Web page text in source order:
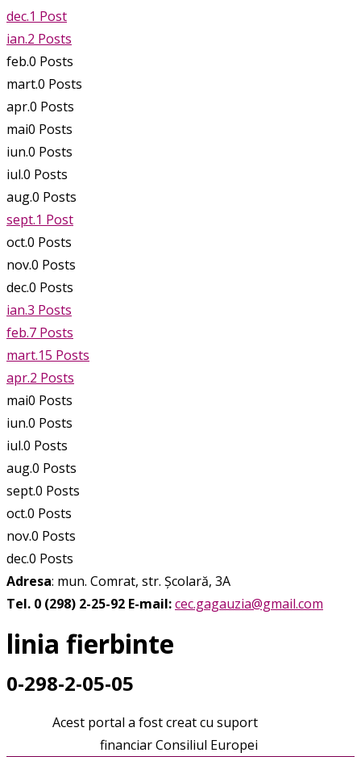
dec.1 Post
ian.2 Posts
feb.0 Posts
mart.0 Posts
apr.0 Posts
mai0 Posts
iun.0 Posts
iul.0 Posts
aug.0 Posts
sept.1 Post
oct.0 Posts
nov.0 Posts
dec.0 Posts
ian.3 Posts
feb.7 Posts
mart.15 Posts
apr.2 Posts
mai0 Posts
iun.0 Posts
iul.0 Posts
aug.0 Posts
sept.0 Posts
oct.0 Posts
nov.0 Posts
dec.0 Posts
Adresa: mun. Comrat, str. Școlară, 3A
Tel. 0 (298) 2-25-92 E-mail:cec.gagauzia@gmail.com
linia fierbinte
0-298-2-05-05
Acest portal a fost creat cu suport
financiar Consiliul Europei